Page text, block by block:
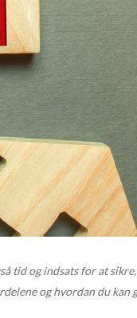
tid og indsats for at
og hvordan du